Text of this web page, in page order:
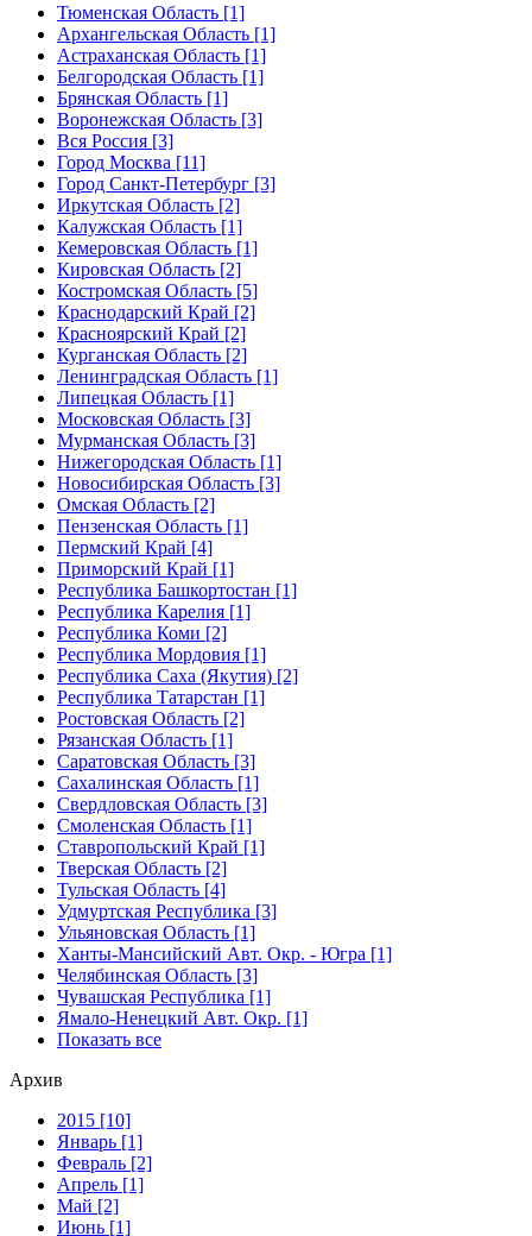
Тюменская Область [1]
Архангельская Область [1]
Астраханская Область [1]
Белгородская Область [1]
Брянская Область [1]
Воронежская Область [3]
Вся Россия [3]
Город Москва [11]
Город Санкт-Петербург [3]
Иркутская Область [2]
Калужская Область [1]
Кемеровская Область [1]
Кировская Область [2]
Костромская Область [5]
Краснодарский Край [2]
Красноярский Край [2]
Курганская Область [2]
Ленинградская Область [1]
Липецкая Область [1]
Московская Область [3]
Мурманская Область [3]
Нижегородская Область [1]
Новосибирская Область [3]
Омская Область [2]
Пензенская Область [1]
Пермский Край [4]
Приморский Край [1]
Республика Башкортостан [1]
Республика Карелия [1]
Республика Коми [2]
Республика Мордовия [1]
Республика Саха (Якутия) [2]
Республика Татарстан [1]
Ростовская Область [2]
Рязанская Область [1]
Саратовская Область [3]
Сахалинская Область [1]
Свердловская Область [3]
Смоленская Область [1]
Ставропольский Край [1]
Тверская Область [2]
Тульская Область [4]
Удмуртская Республика [3]
Ульяновская Область [1]
Ханты-Мансийский Авт. Окр. - Югра [1]
Челябинская Область [3]
Чувашская Республика [1]
Ямало-Ненецкий Авт. Окр. [1]
Показать все
Архив
2015 [10]
Январь [1]
Февраль [2]
Апрель [1]
Май [2]
Июнь [1]